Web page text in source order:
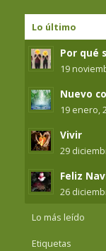
Lo último
Por qué
19
Nuevo
19 enero,
Vivir
29
Feliz
26
Lo más leído
Etiquetas